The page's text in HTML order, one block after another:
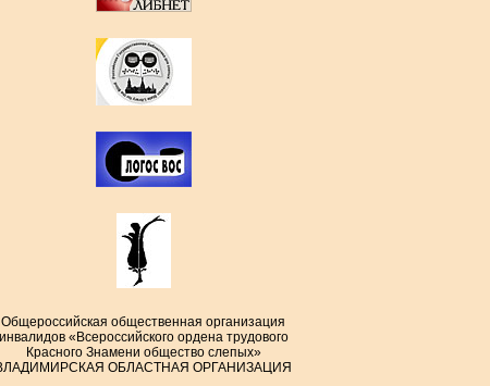
Общероссийская общественная организация
инвалидов «Всероссийского ордена трудового
Красного Знамени общество слепых»
ОБЛАСТНАЯ ОРГАНИЗАЦИЯ